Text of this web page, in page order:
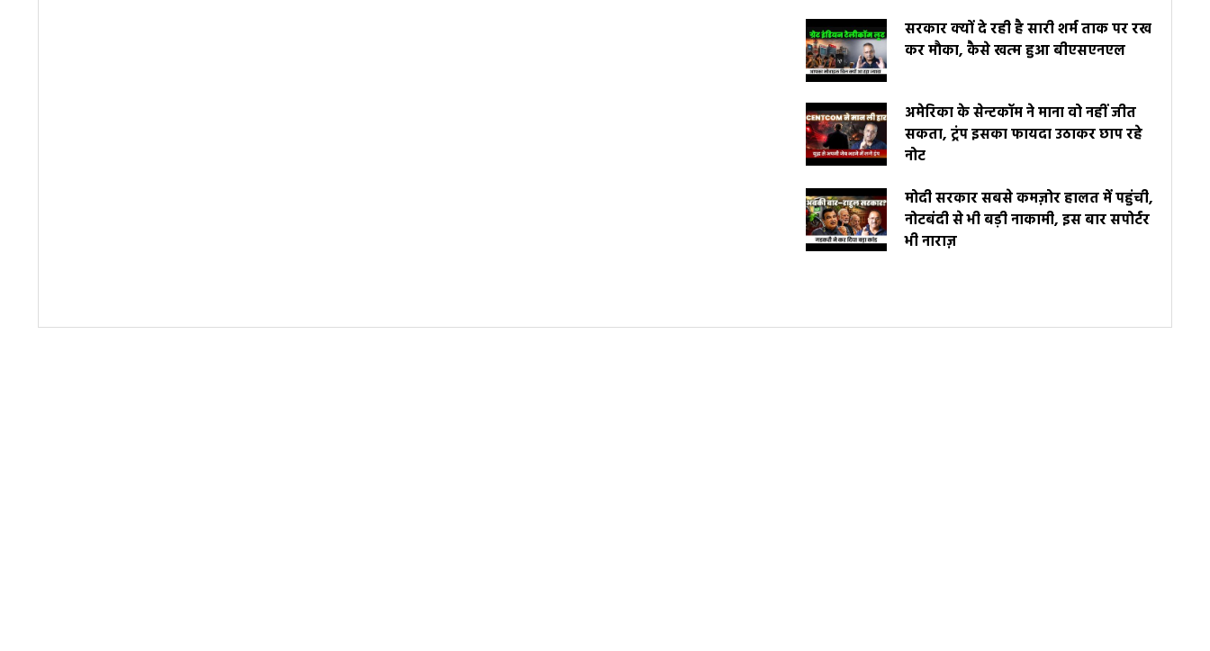
सरकार क्यों दे रही है सारी शर्म ताक पर रख
कर मौका, कैसे खत्म हुआ बीएसएनएल
अमेरिका के सेन्टकॉम ने माना वो नहीं जीत
सकता, ट्रंप इसका फायदा उठाकर छाप रहे
नोट
मोदी सरकार सबसे कमज़ोर हालत में पहुंची,
नोटबंदी से भी बड़ी नाकामी, इस बार सपोर्टर
भी नाराज़